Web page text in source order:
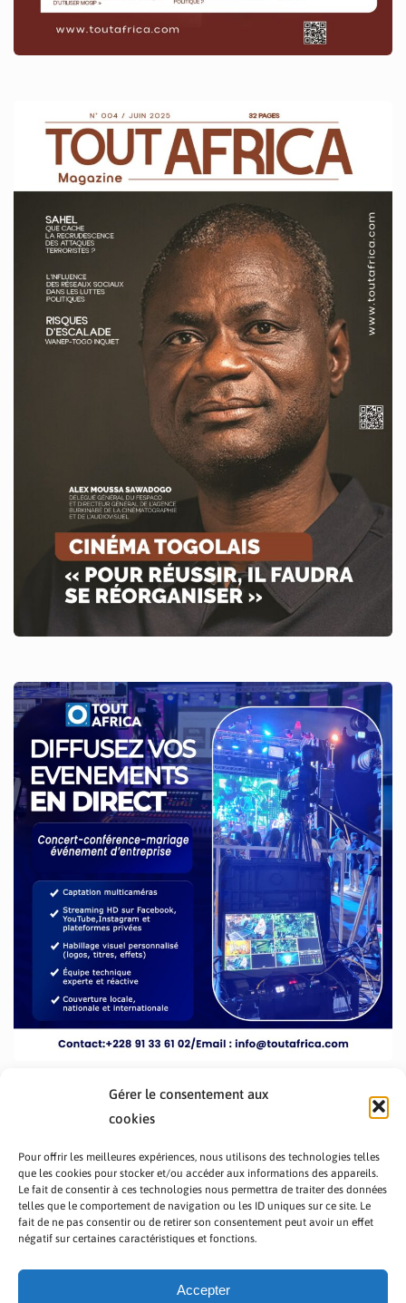
Gérer le consentement aux
cookies
Pour offrir les meilleures expériences, nous utilisons des technologies telles
que les cookies pour stocker et/ou accéder aux informations des appareils.
Le fait de consentir à ces technologies nous permettra de traiter des données
telles que le comportement de navigation ou les ID uniques sur ce site. Le
fait de ne pas consentir ou de retirer son consentement peut avoir un effet
négatif sur certaines caractéristiques et fonctions.
Accepter
PRÉSENTATION TOUTAFRICA
A PROPOS